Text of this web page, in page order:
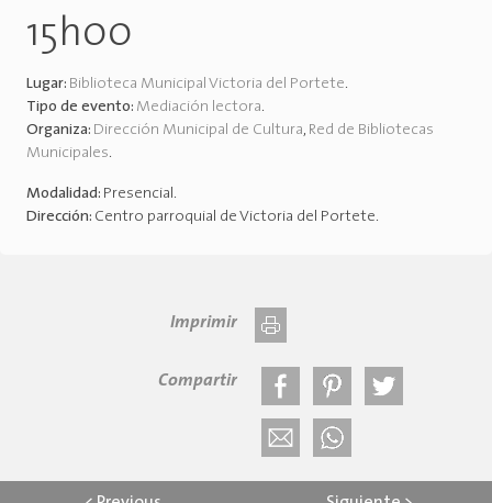
15h00
Lugar: Biblioteca Municipal Victoria del Portete.
Tipo de evento: Mediación lectora.
Organiza: Dirección Municipal de Cultura, Red de Bibliotecas
Municipales.
Modalidad: Presencial.
Dirección: Centro parroquial de Victoria del Portete.
Imprimir
Compartir